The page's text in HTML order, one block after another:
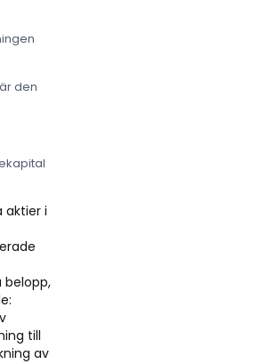
den
aktier i
belopp,
till
av